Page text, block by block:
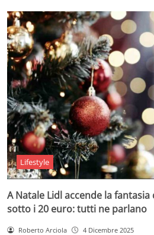
Lifestyle
A Natale Lidl accende la
sotto i 20 euro: tutti ne parlano
Roberto Arciola 4 Dicembre 2025